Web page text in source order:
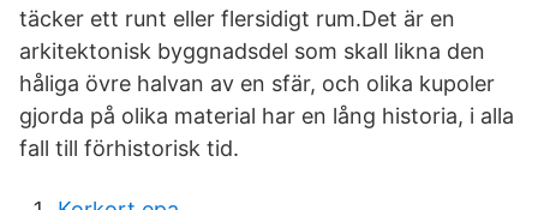
täcker ett runt eller flersidigt rum.Det är en
arkitektonisk byggnadsdel som skall likna den
håliga övre halvan av en sfär, och olika kupoler
gjorda på olika material har en lång historia, i alla
fall till förhistorisk tid.